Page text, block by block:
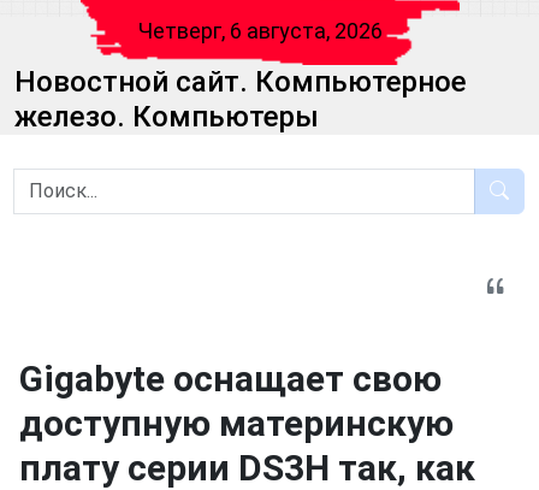
Четверг, 6 августа, 2026
Новостной сайт. Компьютерное
железо. Компьютеры
Gigabyte оснащает свою
доступную материнскую
плату серии DS3H так, как